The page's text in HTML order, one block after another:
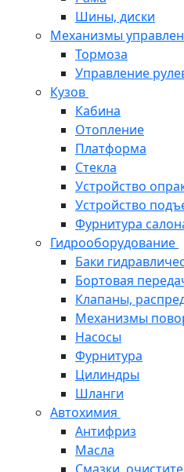
Шины, диски
Механизмы
Тормоза
Управление
Кузов
Кабина
Отопление
Платформа
Стекла
Устройство
Устройство
Фурнитура
Гидрооборудование
Баки
Бортовая
Клапаны,
Механизмы
Насосы
Фурнитура
Цилиндры
Шланги
Автохимия
Антифриз
Масла